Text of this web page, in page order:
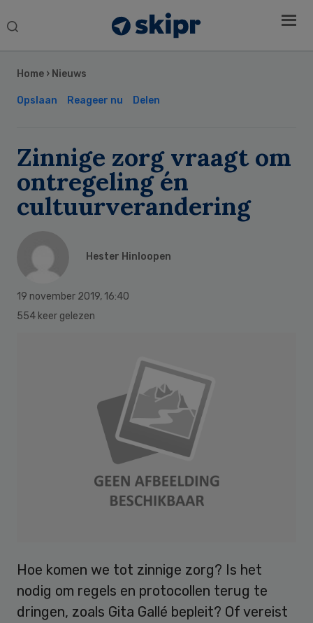
Search
Home › Nieuws
Opslaan Reageer nu Delen
Zinnige zorg vraagt om
ontregeling én
cultuurverandering
Hester Hinloopen
19 november 2019, 16:40
554 keer gelezen
Hoe komen we tot zinnige zorg? Is het
nodig om regels en protocollen terug te
dringen, zoals Gita Gallé bepleit? Of vereist
Sidebar